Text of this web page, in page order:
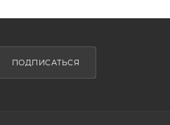
ПОДПИСАТЬСЯ